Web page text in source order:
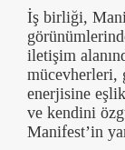
İş birliği,
iletişim
mücevherleri,
enerjisine
ve kendini
Manifest’in